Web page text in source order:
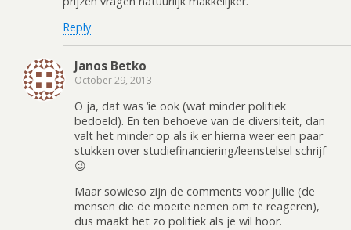
Reply
Janos Betko
October 29, 2013
O ja, dat was ‘ie ook (wat minder politiek
bedoeld). En ten behoeve van de diversiteit, dan
valt het minder op als ik er hierna weer een paar
stukken over studiefinanciering/leenstelsel schrijf
😉
Maar sowieso zijn de comments voor jullie (de
mensen die de moeite nemen om te reageren),
dus maakt het zo politiek als je wil hoor.